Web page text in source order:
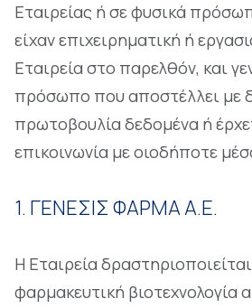
Εταιρείας ή σε φυσικά
είχαν επιχειρηματική ή
Εταιρεία στο παρελθόν, και
πρόσωπο που αποστέλλει με
πρωτοβουλία δεδομένα ή
επικοινωνία με οιοδήποτε
1. ΓΕΝΕΣΙΣ ΦΑΡΜΑ Α.Ε.
Η Εταιρεία
φαρμακευτική βιοτεχνολογία